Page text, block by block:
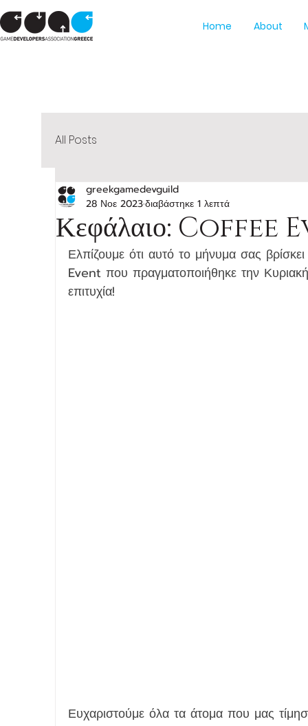
Home About
All Posts
Κεφάλαιο: Coffee
greekgamedevguild
28 Νοε 2023διαβάστηκε 1 λεπτά
Ελπίζουμε ότι αυτό το μήνυμα σας
Event που πραγματοποιήθηκε την
επιτυχία!
Ευχαριστούμε όλα τα άτομα που μας